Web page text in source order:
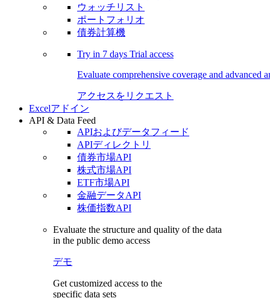
ウォッチリスト
ポートフォリオ
債券計算機
Try in 7 days Trial access
Evaluate comprehensive coverage and advanced
アクセスをリクエスト
Excelアドイン
API & Data Feed
APIおよびデータフィード
APIディレクトリ
債券市場API
株式市場API
ETF市場API
金融データAPI
株価指数API
Evaluate the structure and quality of the data
in the public demo access
デモ
Get customized access to the
specific data sets